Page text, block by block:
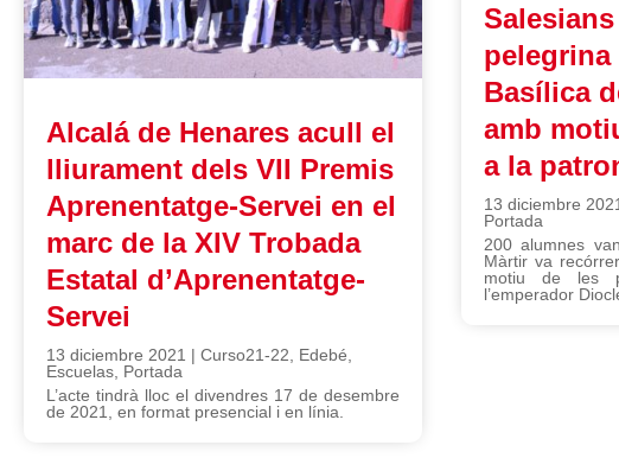
Alcalá de Henares acull el
lliurament dels VII Premis
Aprenentatge-Servei en el
marc de la XIV Trobada
Estatal d’Aprenentatge-
Servei
13 diciembre 2021 | Curso21-22 Edebé
Escuelas, Portada
L’acte tindrà lloc el divendres 17 de desembre
de 2021, en format presencial i en línia.
pelegrina
Basílica
amb
a la
13 diciembre 2021
Portada
200 alumnes
Màrtir va
motiu de les
l’emperador